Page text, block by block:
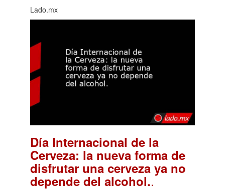
Lado.mx
Día Internacional de la
Cerveza: la nueva forma de
disfrutar una cerveza ya no
depende del alcohol..